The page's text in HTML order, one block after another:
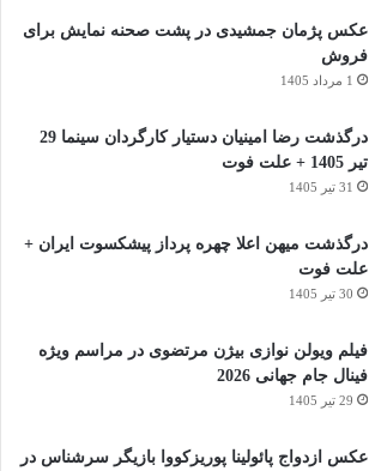
عکس پژمان جمشیدی در پشت صحنه نمایش برای
فروش
1 مرداد 1405
درگذشت رضا امینیان دستیار کارگردان سینما 29
تیر 1405 + علت فوت
31 تیر 1405
درگذشت میهن اعلا چهره پرداز پیشکسوت ایران +
علت فوت
30 تیر 1405
فیلم ویولن نوازی بیژن مرتضوی در مراسم ویژه
فینال جام جهانی 2026
29 تیر 1405
عکس ازدواج پائولینا پوریزکووا بازیگر سرشناس در